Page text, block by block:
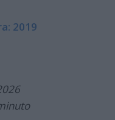
2019